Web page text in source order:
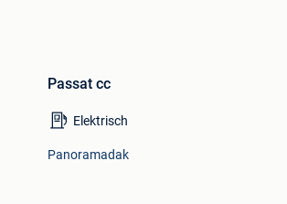
Passat cc
Elektrisch
Panoramadak